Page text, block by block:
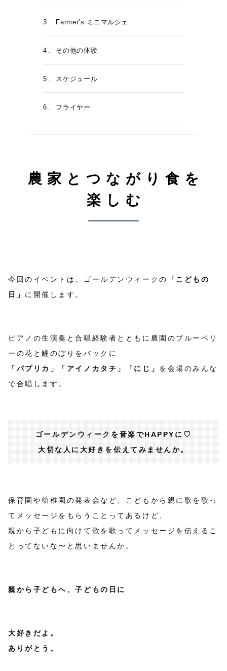
Farmer’s ミニマルシェ
その他の体験
スケジュール
フライヤー
農家とつながり食を
楽しむ
今回のイベントは、ゴールデンウィークの
「こどもの
日」 に開催します。
ピアノの生演奏と合唱経験者とともに農園のブルーベリ
ーの花と鯉のぼりをバックに
「パプリカ」「アイノカタチ」「にじ」 を会場のみんな
で合唱します。
ゴールデンウィークを音楽でHAPPYに♡
大切な人に大好きを伝えてみませんか。
保育園や幼稚園の発表会など、こどもから親に歌を歌っ
てメッセージをもらうことってあるけど、
親から子どもに向けて歌を歌ってメッセージを伝えるこ
とってないな〜と思いませんか。
親から子どもへ、子どもの日に
大好きだよ。
ありがとう。